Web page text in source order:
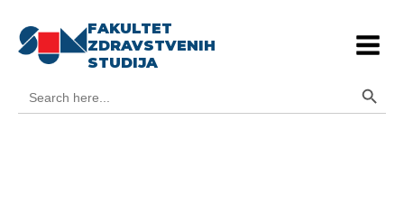
FAKULTET
ZDRAVSTVENIH
STUDIJA
for: